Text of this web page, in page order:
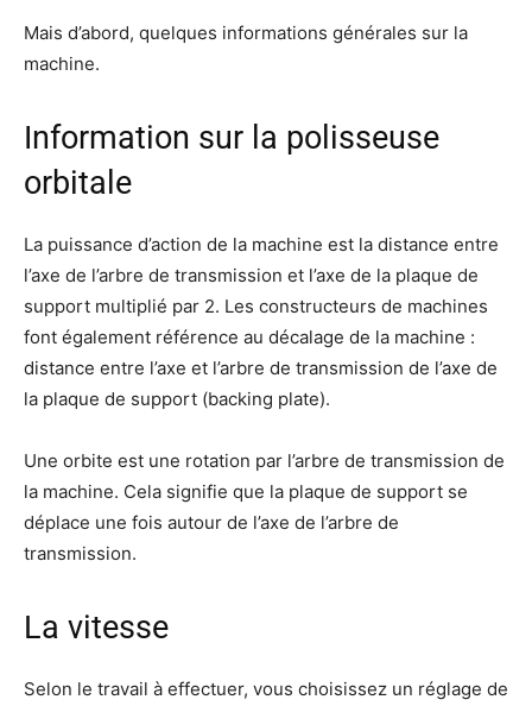
Mais d’abord, quelques informations générales sur la
machine.
Information sur la polisseuse
orbitale
La puissance d’action de la machine est la distance entre
l’axe de l’arbre de transmission et l’axe de la plaque de
support multiplié par 2. Les constructeurs de machines
font également référence au décalage de la machine :
distance entre l’axe et l’arbre de transmission de l’axe de
la plaque de support (backing plate).
Une orbite est une rotation par l’arbre de transmission de
la machine. Cela signifie que la plaque de support se
déplace une fois autour de l’axe de l’arbre de
transmission.
La vitesse
Selon le travail à effectuer, vous choisissez un réglage de